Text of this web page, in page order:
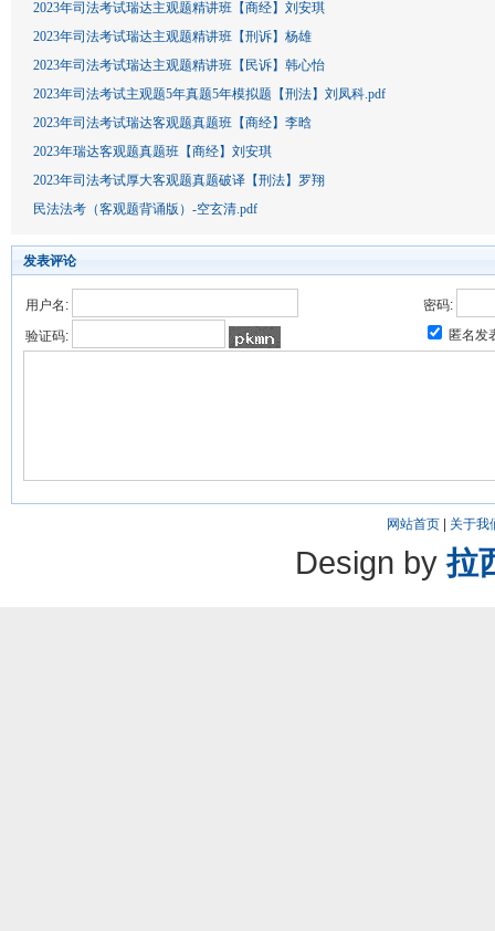
2023年司法考试瑞达主观题精讲班【商经】刘安琪
2023年司法考试瑞达主观题精讲班【刑诉】杨雄
2023年司法考试瑞达主观题精讲班【民诉】韩心怡
2023年司法考试主观题5年真题5年模拟题【刑法】刘凤科.pdf
2023年司法考试瑞达客观题真题班【商经】李晗
2023年瑞达客观题真题班【商经】刘安琪
2023年司法考试厚大客观题真题破译【刑法】罗翔
民法法考（客观题背诵版）-空玄清.pdf
发表评论
用户名:
密码:
验证码:
匿名发
网站首页| 关于我
Design by拉